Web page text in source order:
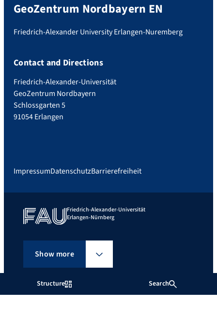
Structure Search
GeoZentrum Nordbayern EN
Friedrich-Alexander University Erlangen-Nuremberg
Contact and Directions
Friedrich-Alexander-Universität
GeoZentrum Nordbayern
Schlossgarten 5
91054 Erlangen
ImpressumDatenschutzBarrierefreiheit
Friedrich-Alexander-Universität
Erlangen-Nürnberg
Show more